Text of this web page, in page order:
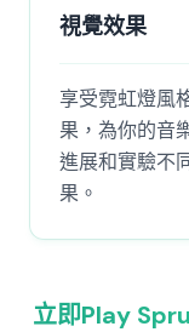
視覺效果
享受霓虹燈風
果，為你的音
進展和實驗不
果。
立即Play